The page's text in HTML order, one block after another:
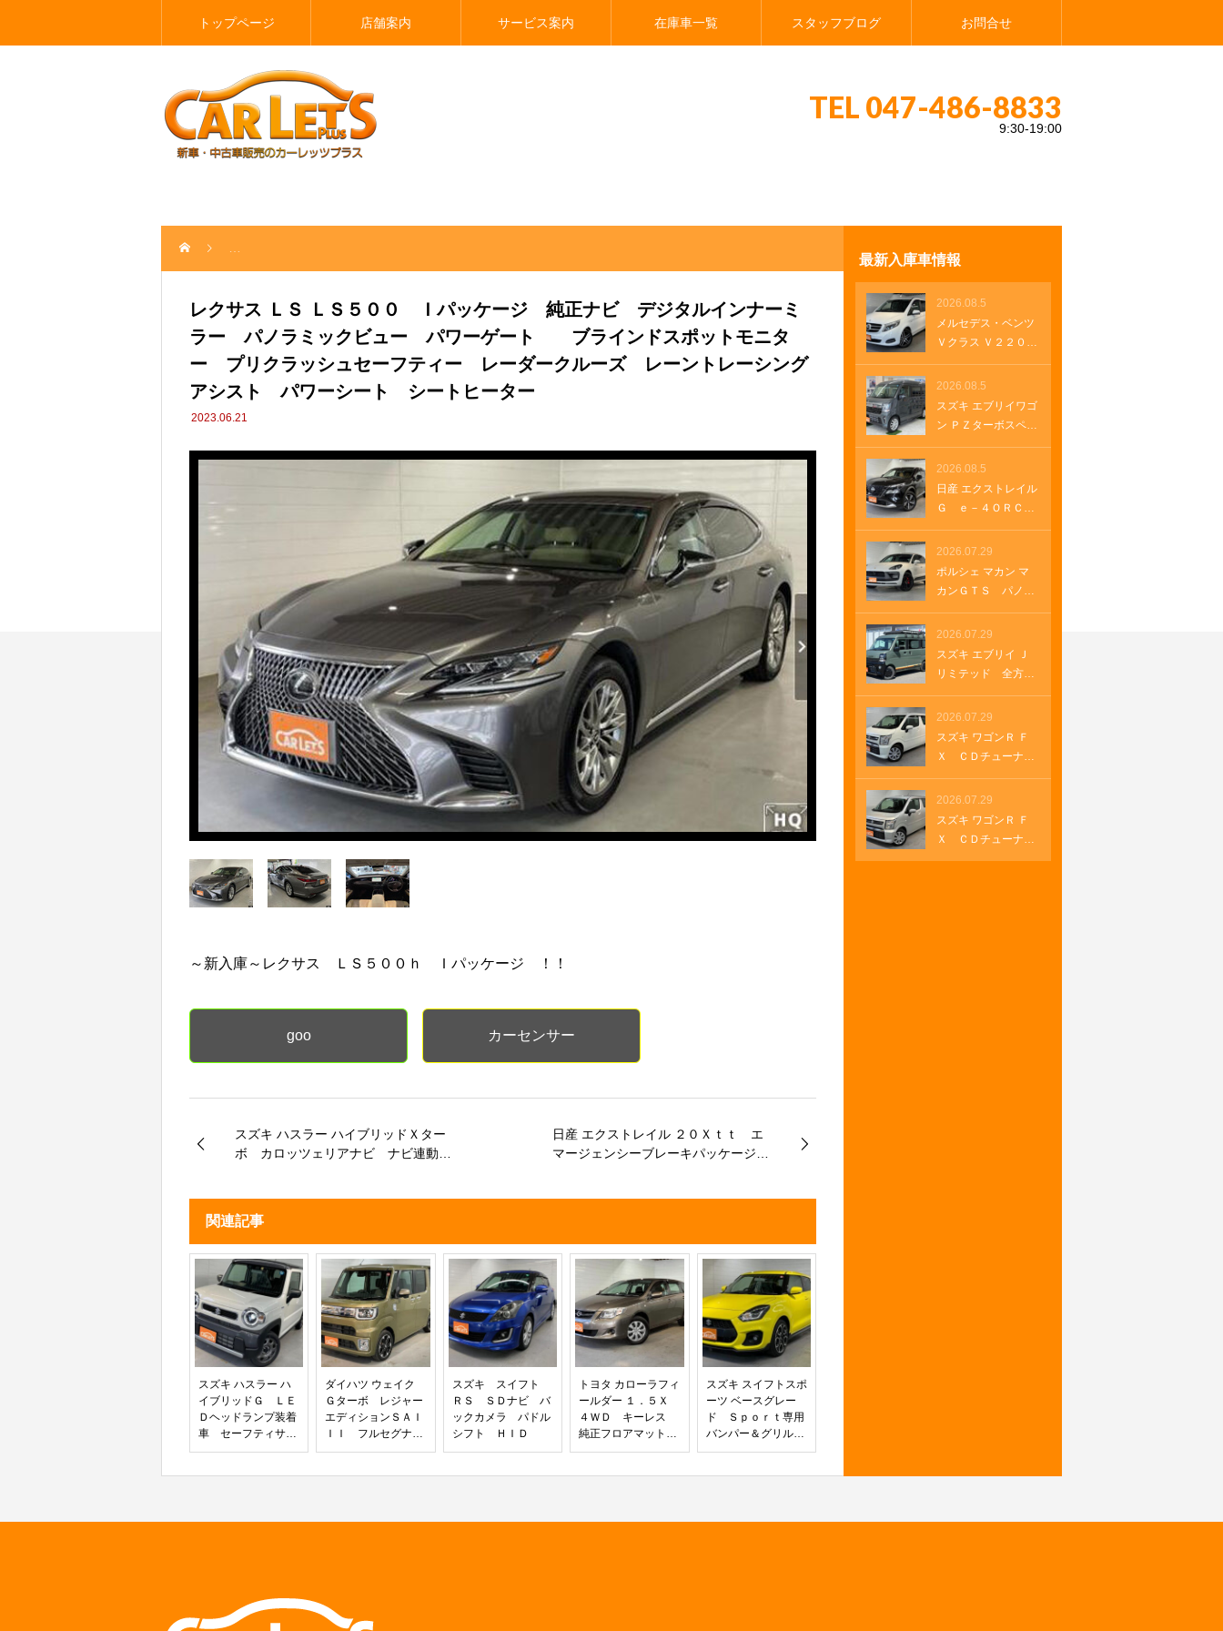
トップページ 店舗案内 サービス案内 在庫車一覧 スタッフブログ お問合せ
TEL 047-486-8833
9:30-19:00
レクサス ＬＳ ＬＳ５００ Ｉパッケージ 純正ナビ デジタルインナーミラー パノラミックビュー パワーゲート ブラインドスポットモニター プリクラッシュセーフティー レーダークルー
レクサス ＬＳ ＬＳ５００ Ｉパッケージ 純正ナビ デジタルインナーミ
ラー パノラミックビュー パワーゲート ブラインドスポットモニタ
ー プリクラッシュセーフティー レーダークルーズ レーントレーシング
アシスト パワーシート シートヒーター
2023.06.21
～新入庫～レクサス ＬＳ５００ｈ Ｉパッケージ ！！
goo カーセンサー
スズキ ハスラー ハイブリッドＸター
ボ カロッツェリアナビ ナビ連動ド
ラ ＥＴＣ パドルシフト スズキ
セーフティサポート パドルシフト
革巻きハンドル 純正アルミホイール
日産 エクストレイル ２０Ｘｔｔ エ
マージェンシーブレーキパッケージ
ルーズコントロール 革巻ハンドル
ルーフレール ドアミラーヒーター
関連記事
スズキ ハスラー ハ
イブリッドＧ ＬＥ
Ｄヘッドランプ装着
車 セーフティサポ
ート アダプティブ
ダイハツ ウェイク
Ｇターボ レジャー
エディションＳＡＩ
ＩＩ フルセグナ
ビ Ｂｌｕｅｔｏｏ
イビーム
スズキ スイフト
ＲＳ ＳＤナビ バ
ックカメラ パドル
シフト ＨＩＤ
トヨタ カローラフィ
ールダー １．５Ｘ
４ＷＤ キーレス
純正フロアマット
ＣＤチューナー Ｅ
スズキ スイフトスポ
ーツ ベースグレー
ド Ｓｐｏｒｔ専用
バンパー＆グリル
ｓｐｏｒｔ専用フロ
最新入庫車情報
2026.08.5
メルセデス・ベンツ
Ｖクラス Ｖ２２０
ｄ アバンギャル
ド ロング 純正ナ
ビ レザーシート
両側パワースライ
ド フルセグＴＶ
純正１９インチアル
ミホイール クルー
ズコントロール パ
ドルシフト パワー
ゲート ＵＳＢソケ
ット
2026.08.5
スズキ エブリイワゴ
ン ＰＺターボスペシ
ャル ハイルーフ全
方位モニター付メモ
リーナビ 全方位モ
ニター付きナビゲー
テアリングヒータ
ー 両側パワースラ
イド オートステッ
プ オートステッ
プ クルーズコント
ロール 革巻きステ
アリング Ｂｌｕｅ
ｔｏｏｔｈ
2026.08.5
日産 エクストレイル
Ｇ ｅ－４ＯＲＣ
Ｅ ナッパレザーシ
ート 電動パノラミ
ックガラスルーフ
純正１２．３インチ
純正ナビ プロパイ
ロット メモリーナ
ビゲーション ＬＥ
Ｄヘッドランプ オ
ートマチックハイビ
ーム 車両・店舗情報
を印刷 A4 B4
2026.07.29
ポルシェ マカン マ
カンＧＴＳ パノラ
マルーフ レザーパ
ッケージ パワース
テアリングプラス
シートヒーター ２
イール アダプティ
ブクルーズコントロ
ール アダプティブ
エアサスペンショ
ン ＥＴＣ２．０
2026.07.29
スズキ エブリイ Ｊ
リミテッド 全方位
モニター付きナビ
ルーフラック ベッ
ドＫＩＴ グリルガ
ードバー ＥＴＣ
ＥＤフォグランプ
オートエアコン 両
側パワースライド
ＵＳＢソケット Ｈ
2026.07.29
スズキ ワゴンＲ Ｆ
Ｘ ＣＤチューナ
ー オートエアコ
ン キーフリー プ
ッシュスタート シ
ートヒーター
2026.07.29
スズキ ワゴンＲ Ｆ
Ｘ ＣＤチューナ
ー プッシュスター